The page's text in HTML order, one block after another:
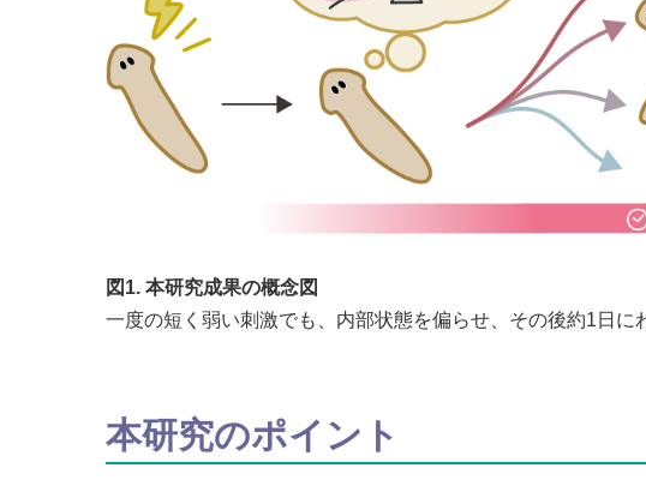
図1. 本研究成果の概念図
一度の短く弱い刺激でも、内部状態を偏らせ、その後約1日に
本研究のポイント